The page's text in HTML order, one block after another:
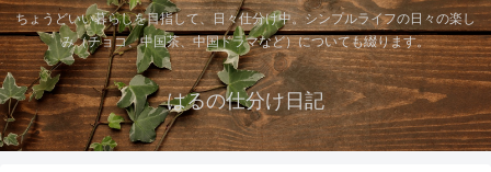
ちょうどいい暮らしを目指して、日々仕分け中。シンプルライフの日々の楽し
み（チョコ、中国茶、中国ドラマなど）についても綴ります。
はるの仕分け日記